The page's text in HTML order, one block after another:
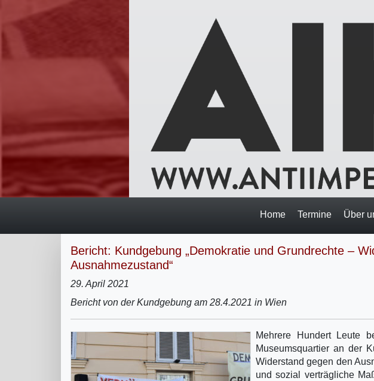
Home Termine Über
Bericht: Kundgebung „Demokratie und Grundrechte –
Ausnahmezustand“
29. April 2021
Bericht von der Kundgebung am 28.4.2021 in Wien
Mehrere Hundert Leute
Museumsquartier an der
Widerstand gegen den
und sozial verträgliche